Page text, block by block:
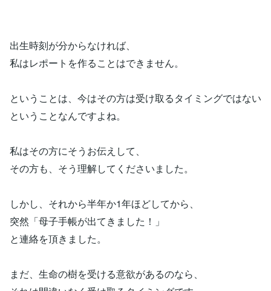
出生時刻が分からなければ、
私はレポートを作ることはできません。
ということは、今はその方は受け取るタイミングではない
ということなんですよね。
私はその方にそうお伝えして、
その方も、そう理解してくださいました。
しかし、それから半年か1年ほどしてから、
突然「母子手帳が出てきました！」
と連絡を頂きました。
まだ、生命の樹を受ける意欲があるのなら、